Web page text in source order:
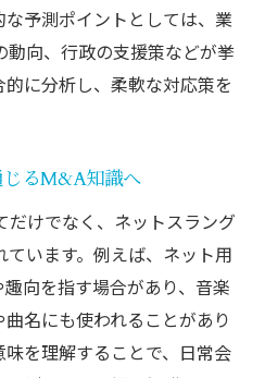
予測ポイントとしては、業
向、行政の支援策などが挙
に分析し、柔軟な対応策を
るM&A知識へ
だけでなく、ネットスラング
います。例えば、ネット用
向を指す場合があり、音楽
名にも使われることがあり
を理解することで、日常会